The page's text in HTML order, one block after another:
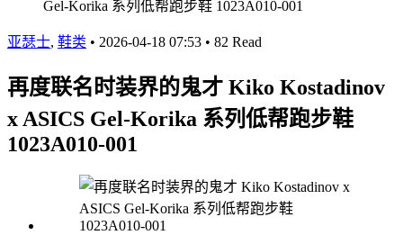
亚瑟士, 鞋类 • 2026-04-18 07:53 • 82 Read
再度联名时装界的鬼才 Kiko Kostadinov
x ASICS Gel-Korika 系列低帮跑步鞋
1023A010-001